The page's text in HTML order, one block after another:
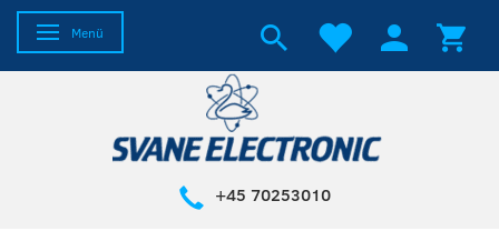
Anzeige ändern
Menü
+45 70253010